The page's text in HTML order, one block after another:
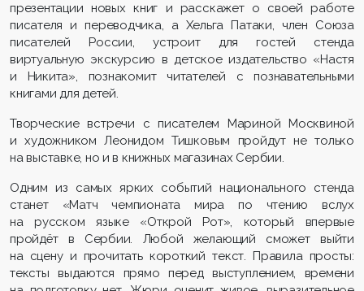
презентации новых книг и расскажет о своей работе
писателя и переводчика, а Хельга Патаки, член Союза
писателей России, устроит для гостей стенда
виртуальную экскурсию в детское издательство «Настя
и Никита», познакомит читателей с познавательными
книгами для детей.
Творческие встречи с писателем Мариной Москвиной
и художником Леонидом Тишковым пройдут не только
на выставке, но и в книжных магазинах Сербии.
Одним из самых ярких событий национального стенда
станет «Матч чемпионата мира по чтению вслух
на русском языке «Открой Рот», который впервые
пройдёт в Сербии. Любой желающий сможет выйти
на сцену и прочитать короткий текст. Правила просты:
тексты выдаются прямо перед выступлением, времени